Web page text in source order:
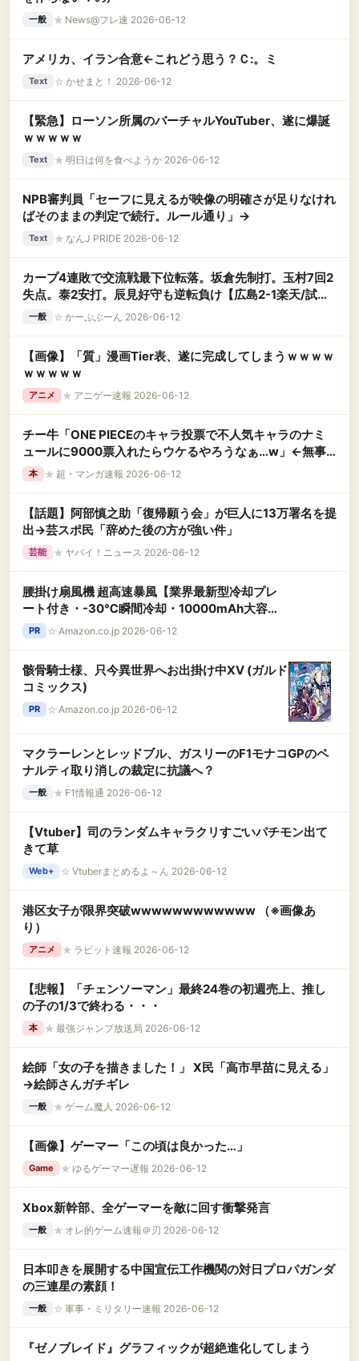
一般 ★ News@フレ速 2026-06-12
アメリカ、イラン合意←これどう思う？Ｃ:。ミ
Text ☆ かせまと！ 2026-06-12
【緊急】ローソン所属のバーチャルYouTuber、遂に爆誕
ｗｗｗｗｗ
Text ★ 明日は何を食べようか 2026-06-12
NPB審判員「セーフに見えるが映像の明確さが足りなけれ
ばそのままの判定で続行。ルール通り」→
Text ★ なんJ PRIDE 2026-06-12
カープ4連敗で交流戦最下位転落。坂倉先制打。玉村7回2
失点。泰2安打。辰見好守も逆転負け【広島2-1楽天/試合
結果】
一般 ☆ かーぷぶーん 2026-06-12
【画像】「質」漫画Tier表、遂に完成してしまうｗｗｗｗ
ｗｗｗｗｗ
アニメ ★ アニゲー速報 2026-06-12
チー牛「ONE PIECEのキャラ投票で不人気キャラのナミ
ュールに9000票入れたらウケるやろうなぁ…w」←無事
叩かれ大炎上wwwwwwww
本 ★ 超・マンガ速報 2026-06-12
【話題】阿部慎之助「復帰願う会」が巨人に13万署名を提
出→芸スポ民「辞めた後の方が強い件」
芸能 ★ ヤバイ！ニュース 2026-06-12
腰掛け扇風機 超高速暴風【業界最新型冷却プレ
ート付き・-30℃瞬間冷却・10000mAh大容
量】ベルトファン 1台多役 傘取り付け/首掛け/手
持ち/卓上/腰掛け 携帯扇風機 199段階風力調節
アコン 軽量 小型 持ち運び 静音 扇風機 熱中症対
策 暑さ対策 通勤 通学 スポーツ観戦 農作業 花火
大会 山登り 旅行用 ストラップ付きBlack
PR ☆ Amazon.co.jp 2026-06-12
骸骨騎士様、只今異世界へお出掛け中ⅩⅤ (ガルド
コミックス)
PR ☆ Amazon.co.jp 2026-06-12
マクラーレンとレッドブル、ガスリーのF1モナコGPのペ
ナルティ取り消しの裁定に抗議へ？
一般 ★ F1情報通 2026-06-12
【Vtuber】司のランダムキャラクリすごいパチモン出て
きて草
Web+ ☆ Vtuberまとめるよ～ん 2026-06-12
港区女子が限界突破wwwwwwwwwwww （※画像あ
り）
アニメ ★ ラビット速報 2026-06-12
【悲報】「チェンソーマン」最終24巻の初週売上、推し
の子の1/3で終わる・・・
本 ★ 最強ジャンプ放送局 2026-06-12
絵師「女の子を描きました！」 X民「高市早苗に見える」
→絵師さんガチギレ
一般 ★ ゲーム魔人 2026-06-12
【画像】ゲーマー「この頃は良かった…」
Game ★ ゆるゲーマー遅報 2026-06-12
Xbox新幹部、全ゲーマーを敵に回す衝撃発言
一般 ★ オレ的ゲーム速報＠刃 2026-06-12
日本叩きを展開する中国宣伝工作機関の対日プロパガンダ
の三連星の素顔！
一般 ☆ 軍事・ミリタリー速報 2026-06-12
『ゼノブレイド』グラフィックが超絶進化してしまう